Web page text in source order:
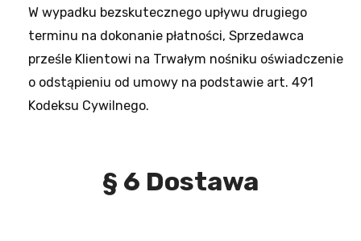
W wypadku bezskutecznego upływu drugiego
terminu na dokonanie płatności, Sprzedawca
prześle Klientowi na Trwałym nośniku oświadczenie
o odstąpieniu od umowy na podstawie art. 491
Kodeksu Cywilnego.
§ 6 Dostawa